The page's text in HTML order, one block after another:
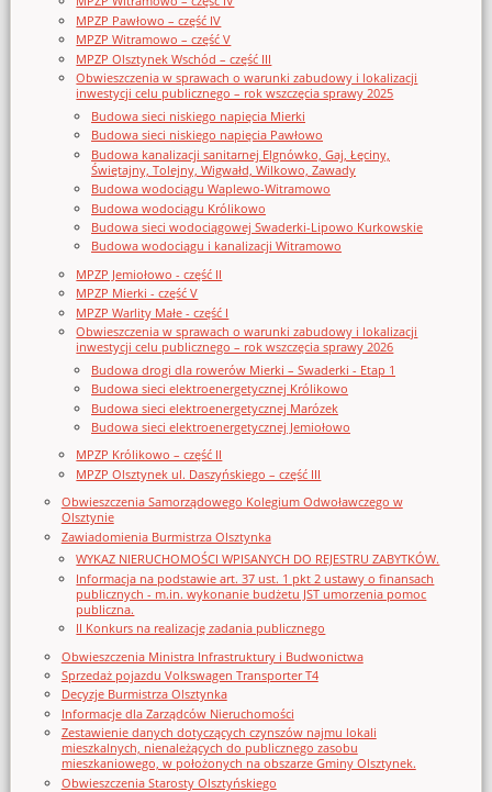
MPZP Pawłowo – część IV
MPZP Witramowo – część V
MPZP Olsztynek Wschód – część III
Obwieszczenia w sprawach o warunki zabudowy i lokalizacji
inwestycji celu publicznego – rok wszczęcia sprawy 2025
Budowa sieci niskiego napięcia Mierki
Budowa sieci niskiego napięcia Pawłowo
Budowa kanalizacji sanitarnej Elgnówko, Gaj, Łęciny,
Świętajny, Tolejny, Wigwałd, Wilkowo, Zawady
Budowa wodociągu Waplewo-Witramowo
Budowa wodociągu Królikowo
Budowa sieci wodociągowej Swaderki-Lipowo Kurkowskie
Budowa wodociągu i kanalizacji Witramowo
MPZP Jemiołowo - część II
MPZP Mierki - część V
MPZP Warlity Małe - część I
Obwieszczenia w sprawach o warunki zabudowy i lokalizacji
inwestycji celu publicznego – rok wszczęcia sprawy 2026
Budowa drogi dla rowerów Mierki – Swaderki - Etap 1
Budowa sieci elektroenergetycznej Królikowo
Budowa sieci elektroenergetycznej Marózek
Budowa sieci elektroenergetycznej Jemiołowo
MPZP Królikowo – część II
MPZP Olsztynek ul. Daszyńskiego – część III
Obwieszczenia Samorządowego Kolegium Odwoławczego w
Olsztynie
Zawiadomienia Burmistrza Olsztynka
WYKAZ NIERUCHOMOŚCI WPISANYCH DO REJESTRU ZABYTKÓW.
Informacja na podstawie art. 37 ust. 1 pkt 2 ustawy o finansach
publicznych - m.in. wykonanie budżetu JST umorzenia pomoc
publiczna.
II Konkurs na realizację zadania publicznego
Obwieszczenia Ministra Infrastruktury i Budwonictwa
Sprzedaż pojazdu Volkswagen Transporter T4
Decyzje Burmistrza Olsztynka
Informacje dla Zarządców Nieruchomości
Zestawienie danych dotyczących czynszów najmu lokali
mieszkalnych, nienależących do publicznego zasobu
mieszkaniowego, w położonych na obszarze Gminy Olsztynek.
Obwieszczenia Starosty Olsztyńskiego